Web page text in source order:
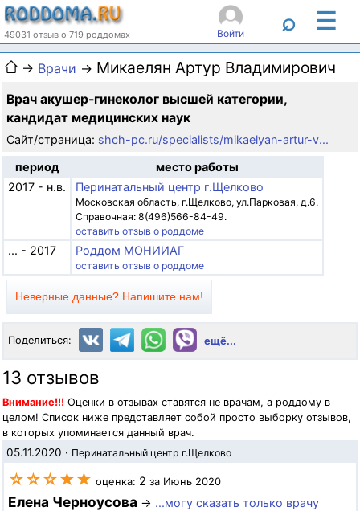
49031 отзыв о 719 роддомах Войти ⌕ ☰
→ Врачи → Микаелян Артур Владимирович
Врач акушер-гинеколог высшей категории,
кандидат медицинских наук
Сайт/страница: shch-pc.ru/specialists/mikaelyan-artur-v...
период
место работы
2017 - н.в.
Перинатальный центр г.Щелково
Московская область, г.Щелково, ул.Парковая, д.6.
Справочная: 8(496)566-84-49.
оставить отзыв о роддоме
... - 2017 Роддом МОНИИАГ
оставить отзыв о роддоме
Неверные данные? Напишите нам!
Поделиться: ещё...
13 отзывов
Внимание!!! Оценки в отзывах ставятся не врачам, а роддому в
целом! Список ниже представляет собой просто выборку отзывов,
в которых упоминается данный врач.
05.11.2020 · Перинатальный центр г.Щелково
☆☆☆★★ оценка: 2 за Июнь 2020
Елена Черноусова → ...могу сказать только врачу